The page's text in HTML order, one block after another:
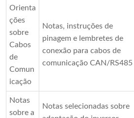
Orienta
ções
sobre
Cabos
de
Comun
icação
Notas, instruções de
pinagem e lembretes de
conexão para cabos de
comunicação CAN/RS485
Notas
sobre a
Notas selecionadas sobre